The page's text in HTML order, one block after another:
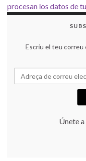
procesan los datos de
Escriu el teu
Únete